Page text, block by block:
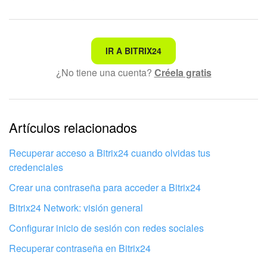
No es lo que estoy buscando
Texto complicado e incomprensible
La información está desactualizada
La explicación es demasiado corta. Necesito más
información
No me gusta cómo funciona esta herramienta
IR A BITRIX24
¿No tiene una cuenta? Créela gratis
Artículos relacionados
Recuperar acceso a Bitrix24 cuando olvidas tus
credenciales
Crear una contraseña para acceder a Bitrix24
Bitrix24 Network: visión general
Configurar inicio de sesión con redes sociales
Recuperar contraseña en Bitrix24